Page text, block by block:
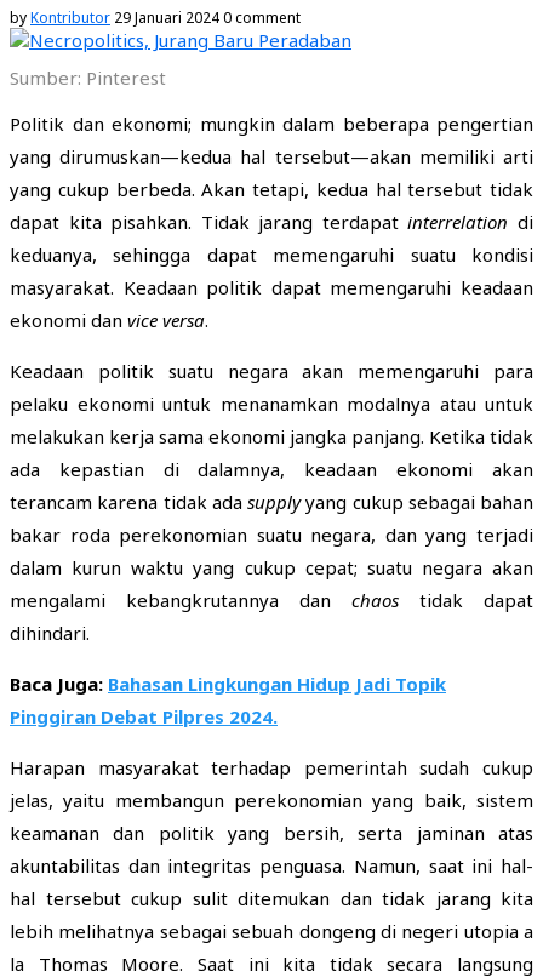
byKontributor 29 Januari 20240 comment
Sumber: Pinterest
Politik dan ekonomi; mungkin dalam beberapa pengertian
yang dirumuskan—kedua hal tersebut—akan memiliki arti
yang cukup berbeda. Akan tetapi, kedua hal tersebut tidak
dapat kita pisahkan. Tidak jarang terdapatinterrelation di
keduanya, sehingga dapat memengaruhi suatu kondisi
masyarakat. Keadaan politik dapat memengaruhi keadaan
ekonomi dan vice versa.
Keadaan politik suatu negara akan memengaruhi para
pelaku ekonomi untuk menanamkan modalnya atau untuk
melakukan kerja sama ekonomi jangka panjang. Ketika tidak
ada kepastian di dalamnya, keadaan ekonomi akan
terancam karena tidak ada supplyyang cukup sebagai bahan
bakar roda perekonomian suatu negara, dan yang terjadi
dalam kurun waktu yang cukup cepat; suatu negara akan
mengalami kebangkrutannya dan chaos tidak dapat
dihindari.
Baca Juga: Bahasan Lingkungan Hidup Jadi Topik
Pinggiran Debat Pilpres 2024.
Harapan masyarakat terhadap pemerintah sudah cukup
jelas, yaitu membangun perekonomian yang baik, sistem
keamanan dan politik yang bersih, serta jaminan atas
akuntabilitas dan integritas penguasa. Namun, saat ini hal-
hal tersebut cukup sulit ditemukan dan tidak jarang kita
lebih melihatnya sebagai sebuah dongeng di negeri utopia a
la Thomas Moore. Saat ini kita tidak secara langsung